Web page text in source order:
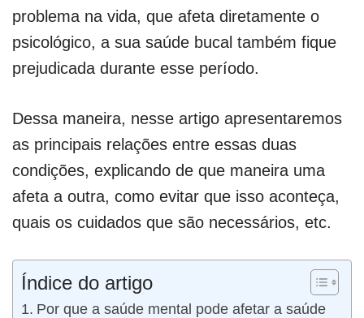
problema na vida, que afeta diretamente o
psicológico, a sua saúde bucal também fique
prejudicada durante esse período.
Dessa maneira, nesse artigo apresentaremos
as principais relações entre essas duas
condições, explicando de que maneira uma
afeta a outra, como evitar que isso aconteça,
quais os cuidados que são necessários, etc.
Índice do artigo
Por que a saúde mental pode afetar a saúde